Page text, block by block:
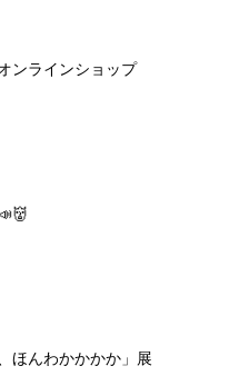
ンラインショップ
ほんわかかかか」展